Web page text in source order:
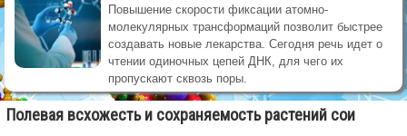
Повышение скорости фиксации атомно-
молекулярных трансформаций позволит быстрее
создавать новые лекарства. Сегодня речь идет о
чтении одиночных цепей ДНК, для чего их
пропускают сквозь поры.
Полевая всхожесть и сохраняемость растений сои